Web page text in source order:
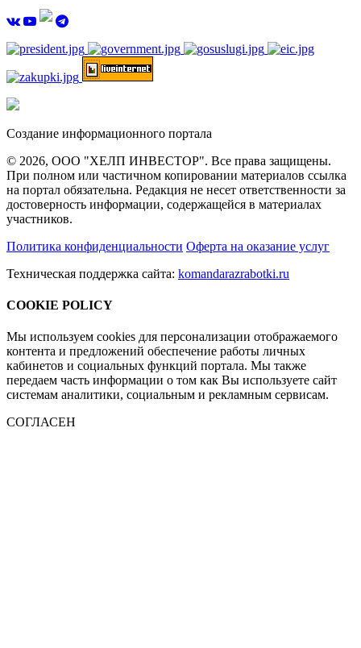
Создание информационного портала
© 2026, ООО "ХЕЛП ИНВЕСТОР". Все права защищены.
При полном или частичном копировании материалов ссылка
на портал обязательна. Редакция не несет ответственности за
достоверность информации, содержащейся в материалах
участников.
Политика конфиденциальности Оферта на оказание услуг
Техническая поддержка сайта: komandarazrabotki.ru
COOKIE POLICY
Мы используем cookies для персонализации отображаемого
контента и предложений обеспечение работы личных
кабинетов и социальных функций портала. Мы также
передаем часть информации о том как Вы используете сайт
системам аналитики, социальным и рекламным сервисам.
СОГЛАСЕН